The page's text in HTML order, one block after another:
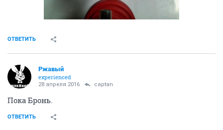
ОТВЕТИТЬ
Ржавый
experienced
28 апреля 2016 captan
Пока Бронь.
ОТВЕТИТЬ